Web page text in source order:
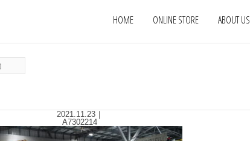
HOME ONLINE STORE ABOUT US
2021.11.23｜
A7302214